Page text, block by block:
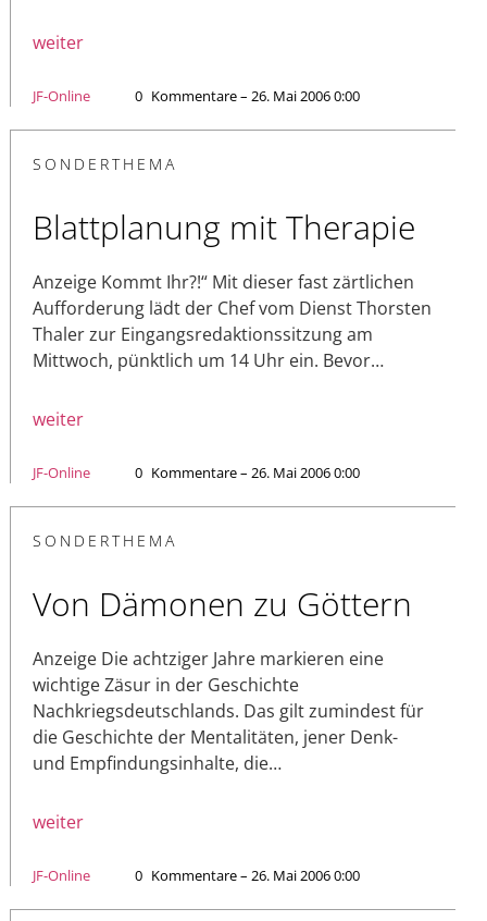
weiter
JF-Online 0 Kommentare – 26. Mai 2006 0:00
SONDERTHEMA
Blattplanung mit Therapie
Anzeige Kommt Ihr?!“ Mit dieser fast zärtlichen
Aufforderung lädt der Chef vom Dienst Thorsten
Thaler zur Eingangsredaktionssitzung am
Mittwoch, pünktlich um 14 Uhr ein. Bevor…
weiter
JF-Online 0 Kommentare – 26. Mai 2006 0:00
SONDERTHEMA
Von Dämonen zu Göttern
Anzeige Die achtziger Jahre markieren eine
wichtige Zäsur in der Geschichte
Nachkriegsdeutschlands. Das gilt zumindest für
die Geschichte der Mentalitäten, jener Denk-
und Empfindungsinhalte, die…
weiter
JF-Online 0 Kommentare – 26. Mai 2006 0:00